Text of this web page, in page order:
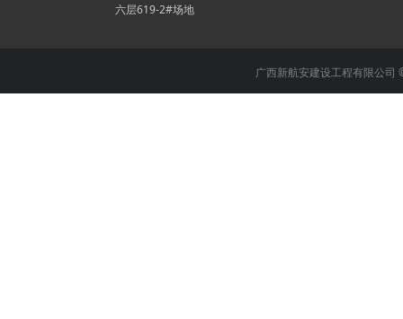
六层619-2#场地
广西新航安建设工程有限公